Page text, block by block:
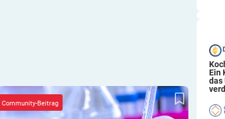
Forschung am intelligenten Katheter: Interview
mit Prof. Dr. Thomas Pieber
Community-Beitrag
Ein
das